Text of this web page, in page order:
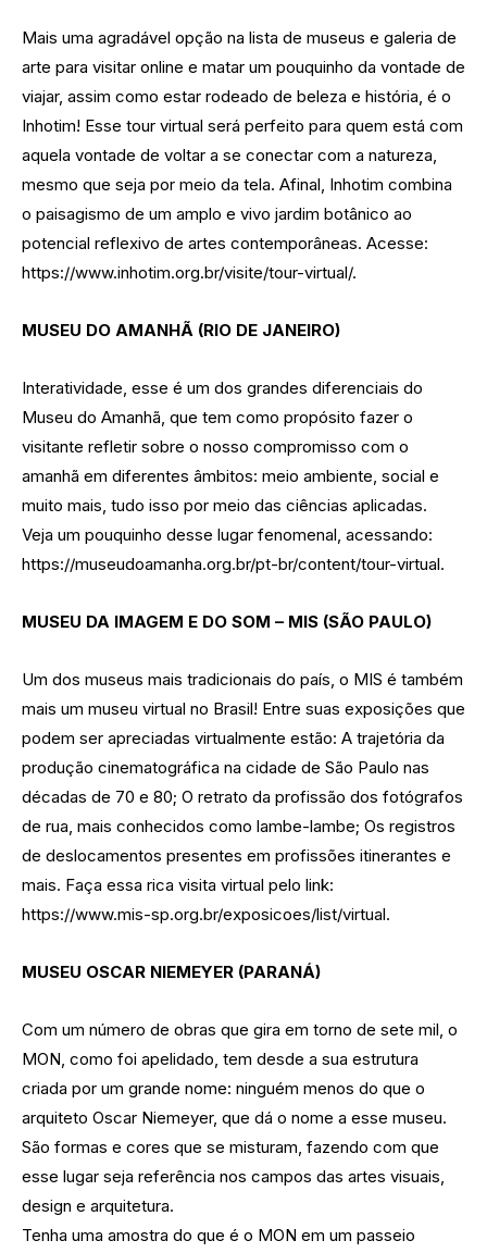
Mais uma agradável opção na lista de museus e galeria de
arte para visitar online e matar um pouquinho da vontade de
viajar, assim como estar rodeado de beleza e história, é o
Inhotim! Esse tour virtual será perfeito para quem está com
aquela vontade de voltar a se conectar com a natureza,
mesmo que seja por meio da tela. Afinal, Inhotim combina
o paisagismo de um amplo e vivo jardim botânico ao
potencial reflexivo de artes contemporâneas. Acesse:
https://www.inhotim.org.br/visite/tour-virtual/.
MUSEU DO AMANHÃ (RIO DE JANEIRO)
Interatividade, esse é um dos grandes diferenciais do
Museu do Amanhã, que tem como propósito fazer o
visitante refletir sobre o nosso compromisso com o
amanhã em diferentes âmbitos: meio ambiente, social e
muito mais, tudo isso por meio das ciências aplicadas.
Veja um pouquinho desse lugar fenomenal, acessando:
https://museudoamanha.org.br/pt-br/content/tour-virtual.
MUSEU DA IMAGEM E DO SOM – MIS (SÃO PAULO)
Um dos museus mais tradicionais do país, o MIS é também
mais um museu virtual no Brasil! Entre suas exposições que
podem ser apreciadas virtualmente estão: A trajetória da
produção cinematográfica na cidade de São Paulo nas
décadas de 70 e 80; O retrato da profissão dos fotógrafos
de rua, mais conhecidos como lambe-lambe; Os registros
de deslocamentos presentes em profissões itinerantes e
mais. Faça essa rica visita virtual pelo link:
https://www.mis-sp.org.br/exposicoes/list/virtual.
MUSEU OSCAR NIEMEYER (PARANÁ)
Com um número de obras que gira em torno de sete mil, o
MON, como foi apelidado, tem desde a sua estrutura
criada por um grande nome: ninguém menos do que o
arquiteto Oscar Niemeyer, que dá o nome a esse museu.
São formas e cores que se misturam, fazendo com que
esse lugar seja referência nos campos das artes visuais,
design e arquitetura.
Tenha uma amostra do que é o MON em um passeio